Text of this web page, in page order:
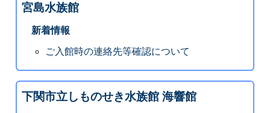
宮島水族館
新着情報
ご入館時の連絡先等確認について
下関市立しものせき水族館 海響館